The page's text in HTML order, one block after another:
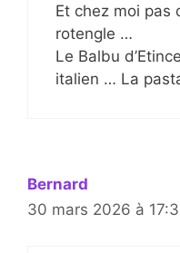
Et chez moi pas
rotengle …
Le Balbu
italien … La
Bernard
30 mars 2026 à